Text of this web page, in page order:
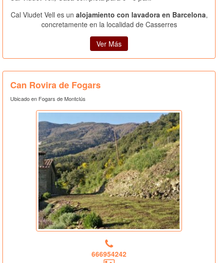
Cal Viudet Vell es un alojamiento con lavadora en Barcelona,
concretamente en la localidad de Casserres
Ver Más
Can Rovira de Fogars
Ubicado en Fogars de Montclús
666954242